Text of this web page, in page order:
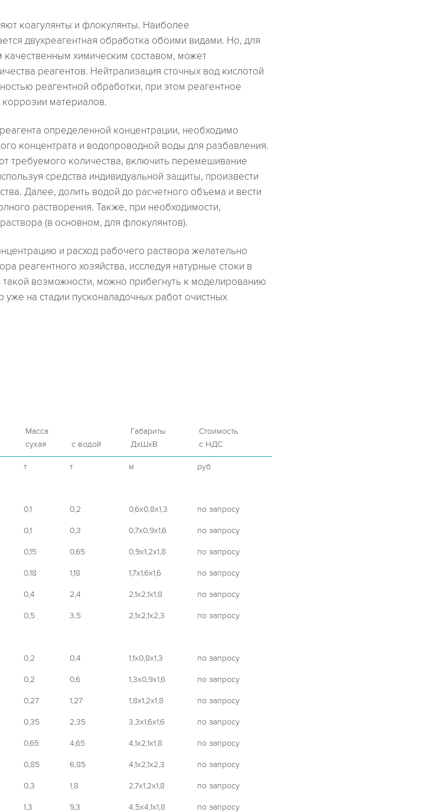
коагулянты и флокулянты. Наиболее
двухреагентная обработка обоими видами. Но, для
химическим составом, может
реагентов. Нейтрализация сточных вод кислотой
реагентной обработки, при этом реагентное
коррозии материалов.
определенной концентрации, необходимо
концентрата и водопроводной воды для разбавления.
требуемого количества, включить перемешивание
средства индивидуальной защиты, произвести
Далее, долить водой до расчетного объема и вести
растворения. Также, при необходимости,
(в основном, для флокулянтов).
и расход рабочего раствора желательно
реагентного хозяйства, исследуя натурные стоки в
такой возможности, можно прибегнуть к моделированию
на стадии пусконаладочных работ очистных
Масса Габариты
Стоимость
сухая
с водой ДхШхВ с НДС
т т м руб
0,1 0,2 0,6х0,8х1,3 по запросу
0,1 0,3 0,7х0,9х1,6 по запросу
0,15 0,65 0,9х1,2х1,8 по запросу
0,18 1,18 1,7х1,6х1,6 по запросу
0,4 2,4 2,1х2,1х1,8 по запросу
0,5 3,5 2,1х2,1х2,3 по запросу
0,2 0,4 1,1х0,8х1,3 по запросу
0,2 0,6 1,3х0,9х1,6 по запросу
0,27 1,27 1,8х1,2х1,8 по запросу
0,35 2,35 3,3х1,6х1,6 по запросу
0,65 4,65 4,1х2,1х1,8 по запросу
0,85 6,85 4,1х2,1х2,3 по запросу
0,3 1,8 2,7х1,2х1,8 по запросу
1,3 9,3 4,5х4,1х1,8 по запросу